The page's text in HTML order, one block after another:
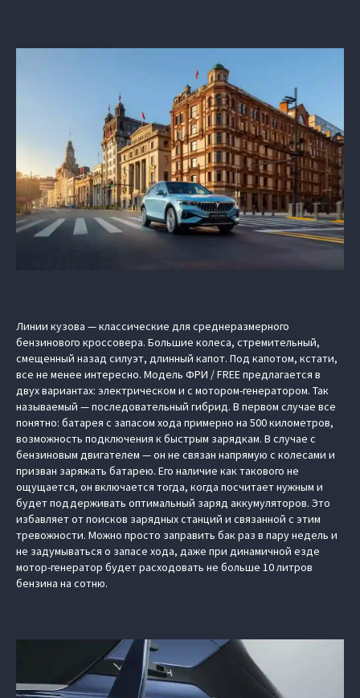
Линии кузова — классические для среднеразмерного
бензинового кроссовера. Большие колеса, стремительный,
смещенный назад силуэт, длинный капот. Под капотом, кстати,
все не менее интересно. Модель ФРИ / FREE предлагается в
двух вариантах: электрическом и с мотором-генератором. Так
называемый — последовательный гибрид. В первом случае все
понятно: батарея с запасом хода примерно на 500 километров,
возможность подключения к быстрым зарядкам. В случае с
бензиновым двигателем — он не связан напрямую с колесами и
призван заряжать батарею. Его наличие как такового не
ощущается, он включается тогда, когда посчитает нужным и
будет поддерживать оптимальный заряд аккумуляторов. Это
избавляет от поисков зарядных станций и связанной с этим
тревожности. Можно просто заправить бак раз в пару недель и
не задумываться о запасе хода, даже при динамичной езде
мотор-генератор будет расходовать не больше 10 литров
бензина на сотню.